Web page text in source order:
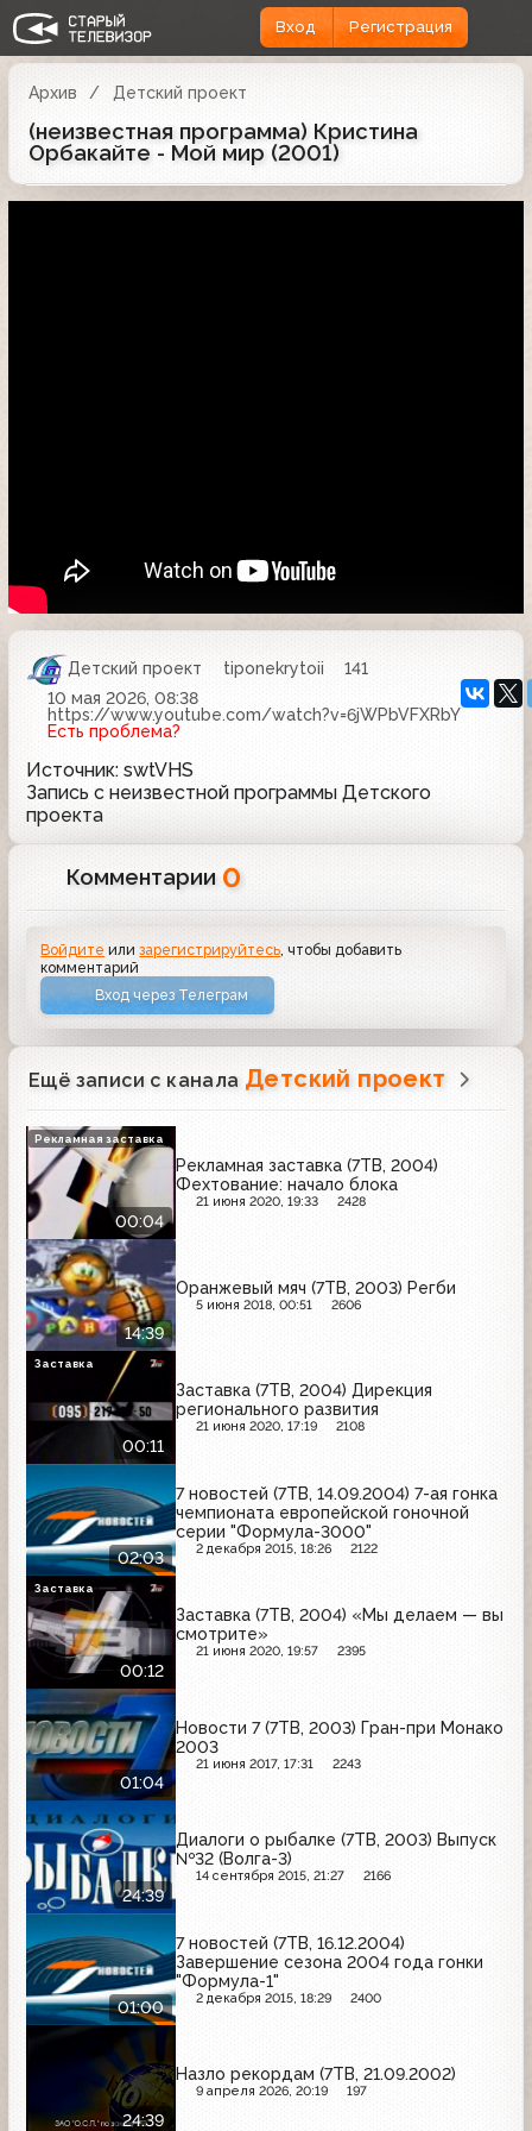
Вход Регистрация
Архив Детский проект
(неизвестная программа) Кристина
Орбакайте - Мой мир (2001)
Детский проект tiponekrytoii
141
10 мая 2026, 08:38
https://www.youtube.com/watch?v=6jWPbVFXRbY
Есть проблема?
Источник: swtVHS
Запись с неизвестной программы Детского
проекта
Комментарии 0
Войдите илизарегистрируйтесь , чтобы добавить
комментарий
Вход через Телеграм
Ещё записи с канала Детский проект
00:04
Рекламная заставка (7ТВ, 2004)
Фехтование: начало блока
21 июня 2020, 19:33 2428
Рекламная заставка
14:39
Оранжевый мяч (7ТВ, 2003) Регби
5 июня 2018, 00:51 2606
00:11
Заставка (7ТВ, 2004) Дирекция
регионального развития
21 июня 2020, 17:19 2108
Заставка
02:03
7 новостей (7ТВ, 14.09.2004) 7-ая гонка
чемпионата европейской гоночной
серии "Формула-3000"
2 декабря 2015, 18:26 2122
00:12
Заставка (7ТВ, 2004) «Мы делаем — вы
смотрите»
21 июня 2020, 19:57 2395
Заставка
01:04
Новости 7 (7ТВ, 2003) Гран-при Монако
2003
21 июня 2017, 17:31 2243
24:39
Диалоги о рыбалке (7ТВ, 2003) Выпуск
№32 (Волга-3)
14 сентября 2015, 21:27 2166
01:00
7 новостей (7ТВ, 16.12.2004)
Завершение сезона 2004 года гонки
"Формула-1"
2 декабря 2015, 18:29 2400
24:39
Назло рекордам (7ТВ, 21.09.2002)
9 апреля 2026, 20:19 197